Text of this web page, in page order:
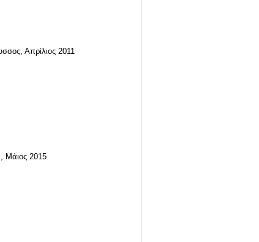
Απρίλιος 2011
Μάιος 2015